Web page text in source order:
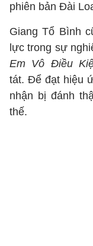
phiên bản Đài
Giang Tổ Bình
lực trong sự
Em Vô Điều
tát. Để đạt hiệu
nhận bị đánh
thế.